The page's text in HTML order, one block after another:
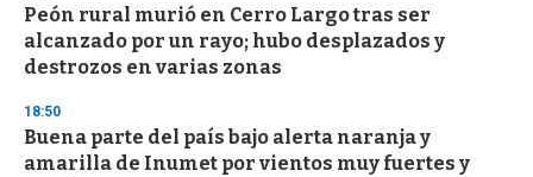
Peón rural murió en Cerro Largo tras ser
alcanzado por un rayo; hubo desplazados y
destrozos en varias zonas
18:50
Buena parte del país bajo alerta naranja y
amarilla de Inumet por vientos muy fuertes y